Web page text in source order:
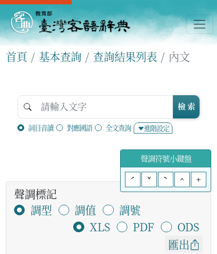
首頁 基本查詢 查詢結果列表 內文
詞目音讀 對應國語 全文查詢 進階設定
檢 索
聲調符號小鍵盤
ˊ
ˇ ˋ ^ +
聲調標記
調型
調值
調號
XLS
PDF
ODS
匯出